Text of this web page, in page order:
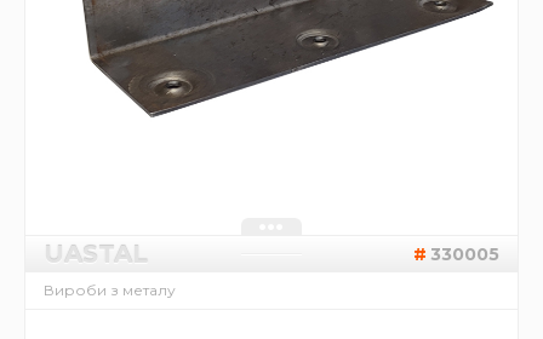
UASTAL 330005
Вироби з металу